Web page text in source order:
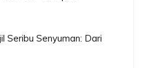
Seribu Senyuman: Dari